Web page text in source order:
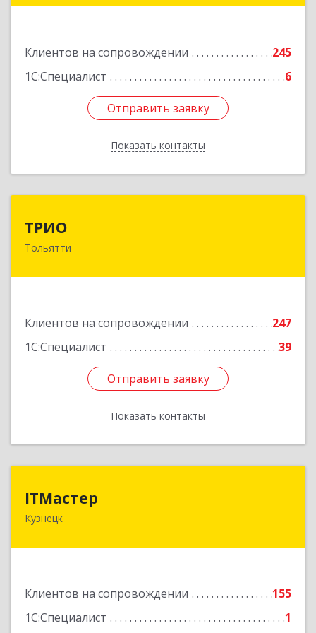
Клиентов на сопровождении
245
1С:Специалист
6
Отправить заявку
Показать контакты
Отправить заявку
Назад
ТРИО
Тольятти
Клиентов на сопровождении
247
1С:Специалист
39
Отправить заявку
Показать контакты
Отправить заявку
Назад
ITМастер
Кузнецк
Клиентов на сопровождении
155
1С:Специалист
1
442537, Пензенская обл, Кузнецк г, Белинского